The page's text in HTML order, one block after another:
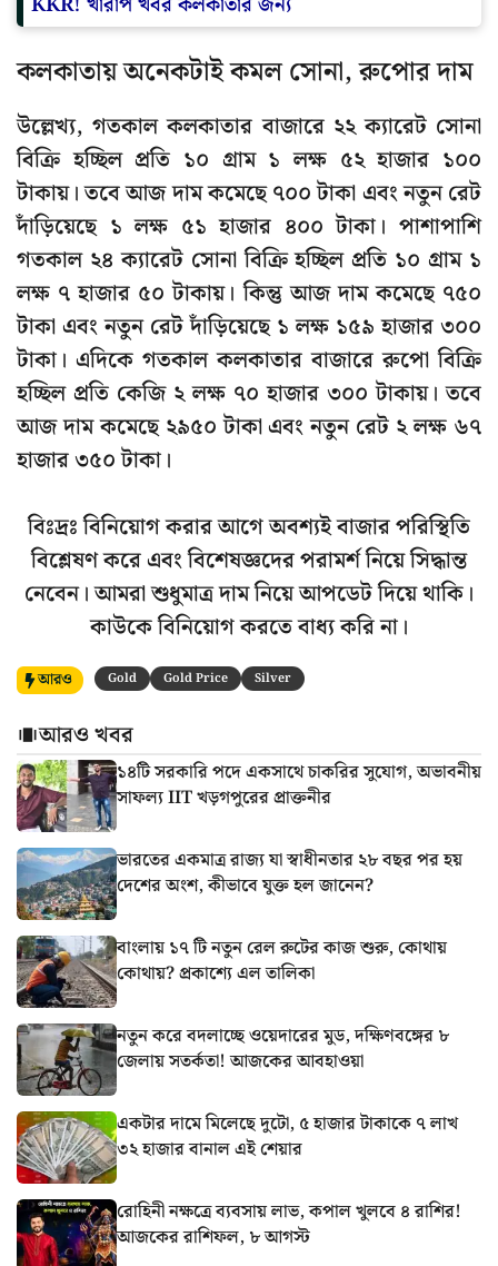
কলকাতায় অনেকটাই কমল সোনা, রুপোর দাম
উল্লেখ্য, গতকাল কলকাতার বাজারে ২২ ক্যারেট সোনা
বিক্রি হচ্ছিল প্রতি ১০ গ্রাম ১ লক্ষ ৫২ হাজার ১০০
টাকায়। তবে আজ দাম কমেছে ৭০০ টাকা এবং নতুন রেট
দাঁড়িয়েছে ১ লক্ষ ৫১ হাজার ৪০০ টাকা। পাশাপাশি
গতকাল ২৪ ক্যারেট সোনা বিক্রি হচ্ছিল প্রতি ১০ গ্রাম ১
লক্ষ ৭ হাজার ৫০ টাকায়। কিন্তু আজ দাম কমেছে ৭৫০
টাকা এবং নতুন রেট দাঁড়িয়েছে ১ লক্ষ ১৫৯ হাজার ৩০০
টাকা। এদিকে গতকাল কলকাতার বাজারে রুপো বিক্রি
হচ্ছিল প্রতি কেজি ২ লক্ষ ৭০ হাজার ৩০০ টাকায়। তবে
আজ দাম কমেছে ২৯৫০ টাকা এবং নতুন রেট ২ লক্ষ ৬৭
হাজার ৩৫০ টাকা।
বিঃদ্রঃ বিনিয়োগ করার আগে অবশ্যই বাজার পরিস্থিতি
বিশ্লেষণ করে এবং বিশেষজ্ঞদের পরামর্শ নিয়ে সিদ্ধান্ত
নেবেন। আমরা শুধুমাত্র দাম নিয়ে আপডেট দিয়ে থাকি।
কাউকে বিনিয়োগ করতে বাধ্য করি না।
আরও Gold Gold Price Silver
আরও খবর
১৪টি সরকারি পদে একসাথে চাকরির সুযোগ, অভাবনীয়
সাফল্য IIT খড়গপুরের প্রাক্তনীর
ভারতের একমাত্র রাজ্য যা স্বাধীনতার ২৮ বছর পর হয়
দেশের অংশ, কীভাবে যুক্ত হল জানেন?
বাংলায় ১৭ টি নতুন রেল রুটের কাজ শুরু, কোথায়
কোথায়? প্রকাশ্যে এল তালিকা
নতুন করে বদলাচ্ছে ওয়েদারের মুড, দক্ষিণবঙ্গের ৮
জেলায় সতর্কতা! আজকের আবহাওয়া
একটার দামে মিলেছে দুটো, ৫ হাজার টাকাকে ৭ লাখ
৩২ হাজার বানাল এই শেয়ার
রোহিনী নক্ষত্রে ব্যবসায় লাভ, কপাল খুলবে ৪ রাশির!
আজকের রাশিফল, ৮ আগস্ট